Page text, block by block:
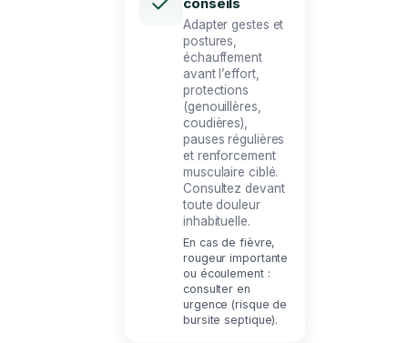
conseils
Adapter gestes et
postures,
échauffement
avant l’effort,
protections
(genouillères,
coudières),
pauses régulières
et renforcement
musculaire ciblé.
Consultez devant
toute douleur
inhabituelle.
En cas de fièvre,
rougeur importante
ou écoulement :
consulter en
urgence (risque de
bursite septique).